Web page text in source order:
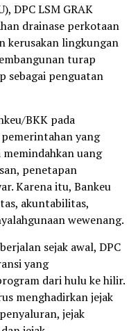
DPC LSM GRAK
drainase perkotaan
kerusakan lingkungan
turap
sebagai penguatan
BKK pada
yang
uang
penetapan
Karena itu, Bankeu
akuntabilitas,
wewenang.
sejak awal, DPC
yang
dari hulu ke hilir.
menghadirkan jejak
jejak